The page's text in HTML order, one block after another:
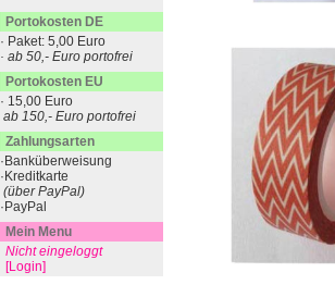
Portokosten DE
· Paket: 5,00 Euro
· ab 50,- Euro portofrei
Portokosten EU
· 15,00 Euro
ab 150,- Euro portofrei
Zahlungsarten
·Banküberweisung
·Kreditkarte
(über PayPal)
·PayPal
Mein Menu
Nicht eingeloggt
[Login]